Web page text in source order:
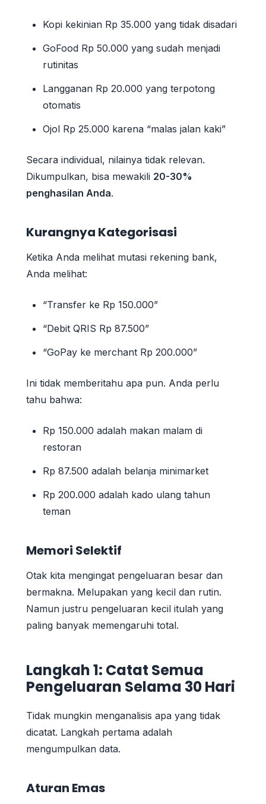
Kopi kekinian Rp 35.000 yang tidak disadari
GoFood Rp 50.000 yang sudah menjadi
rutinitas
Langganan Rp 20.000 yang terpotong
otomatis
Ojol Rp 25.000 karena “malas jalan kaki”
Secara individual, nilainya tidak relevan.
Dikumpulkan, bisa mewakili 20-30%
penghasilan Anda.
Kurangnya Kategorisasi
Ketika Anda melihat mutasi rekening bank,
Anda melihat:
“Transfer ke Rp 150.000”
“Debit QRIS Rp 87.500”
“GoPay ke merchant Rp 200.000”
Ini tidak memberitahu apa pun. Anda perlu
tahu bahwa:
Rp 150.000 adalah makan malam di
restoran
Rp 87.500 adalah belanja minimarket
Rp 200.000 adalah kado ulang tahun
teman
Memori Selektif
Otak kita mengingat pengeluaran besar dan
bermakna. Melupakan yang kecil dan rutin.
Namun justru pengeluaran kecil itulah yang
paling banyak memengaruhi total.
Langkah 1: Catat Semua
Pengeluaran Selama 30 Hari
Tidak mungkin menganalisis apa yang tidak
dicatat. Langkah pertama adalah
mengumpulkan data.
Aturan Emas